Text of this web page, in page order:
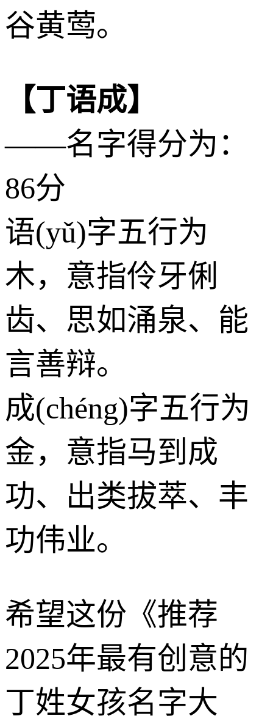
谷黄莺。
【丁语成】
——名字得分为：
86分
语(yǔ)字五行为
木，意指伶牙俐
齿、思如涌泉、能
言善辩。
成(chéng)字五行为
金，意指马到成
功、出类拔萃、丰
功伟业。
希望这份《推荐
2025年最有创意的
丁姓女孩名字大